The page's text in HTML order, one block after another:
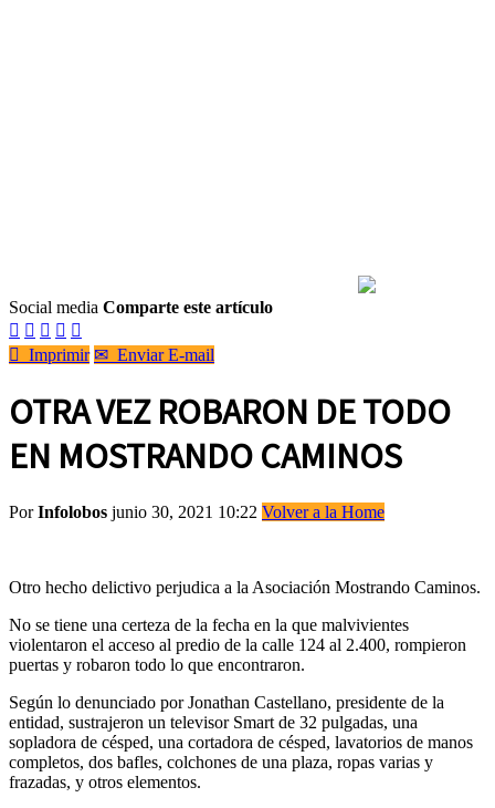
Social media Comparte este artículo
    
 Imprimir ✉ Enviar E-mail
OTRA VEZ ROBARON DE TODO
EN MOSTRANDO CAMINOS
PorInfolobos junio 30, 2021 10:22 Volver a la Home
Otro hecho delictivo perjudica a la Asociación Mostrando Caminos.
No se tiene una certeza de la fecha en la que malvivientes
violentaron el acceso al predio de la calle 124 al 2.400, rompieron
puertas y robaron todo lo que encontraron.
Según lo denunciado por Jonathan Castellano, presidente de la
entidad, sustrajeron un televisor Smart de 32 pulgadas, una
sopladora de césped, una cortadora de césped, lavatorios de manos
completos, dos bafles, colchones de una plaza, ropas varias y
frazadas, y otros elementos.